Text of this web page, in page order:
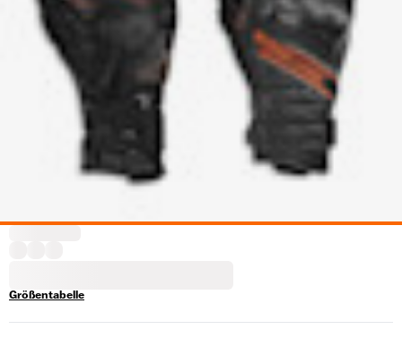
Größentabelle